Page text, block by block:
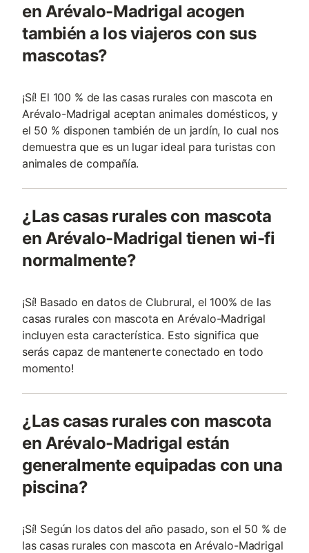
en Arévalo-Madrigal acogen
también a los viajeros con sus
mascotas?
¡Sí! El 100 % de las casas rurales con mascota en
Arévalo-Madrigal aceptan animales domésticos, y
el 50 % disponen también de un jardín, lo cual nos
demuestra que es un lugar ideal para turistas con
animales de compañía.
¿Las casas rurales con mascota
en Arévalo-Madrigal tienen wi-fi
normalmente?
¡Sí! Basado en datos de Clubrural, el 100% de las
casas rurales con mascota en Arévalo-Madrigal
incluyen esta característica. Esto significa que
serás capaz de mantenerte conectado en todo
momento!
¿Las casas rurales con mascota
en Arévalo-Madrigal están
generalmente equipadas con una
piscina?
¡Sí! Según los datos del año pasado, son el 50 % de
las casas rurales con mascota en Arévalo-Madrigal